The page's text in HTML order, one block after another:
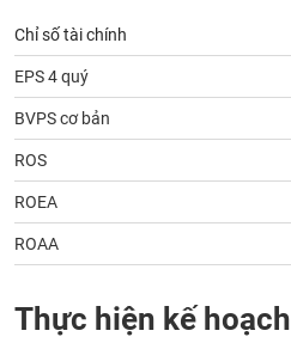
Chỉ số tài chính
EPS 4 quý
BVPS cơ bản
ROS
ROEA
ROAA
Thực hiện kế hoạch
Dữ
liệu
tài
chính